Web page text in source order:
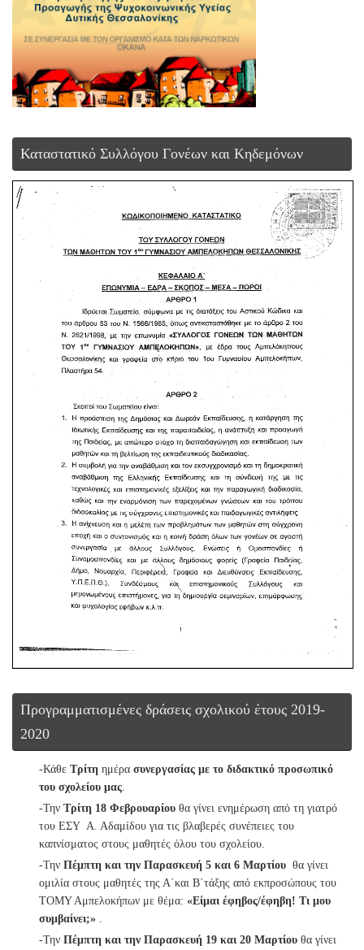
Καταστατικό Συλλόγου Γονέων και Κηδεμόνων
Προγραμματισμένες δράσεις σχολικού έτους 2019-
2020
-Κάθε Τρίτη ημέρα συνεργασίας με το διδακτικό προσωπικό
του σχολείου μας
-Την Τρίτη 18 Φεβρουαρίου θα γίνει ενημέρωση από τη γιατρό
του ΕΣΥ Α. Αδαμίδου για τις βλαβερές συνέπειες του
καπνίσματος στους μαθητές όλου του σχολείου.
-Την Πέμπτη και την Παρασκευή 5 και 6 Μαρτίου θα γίνει
ομιλία στους μαθητές της Α΄και Β΄τάξης από εκπροσώπους του
ΤΟΜΥ Αμπελοκήπων με θέμα: «Είμαι έφηβος/έφηβη! Τι μου
συμβαίνει;»
-Την Πέμπτη και την Παρασκευή 19 και 20 Μαρτίου θα γίνει